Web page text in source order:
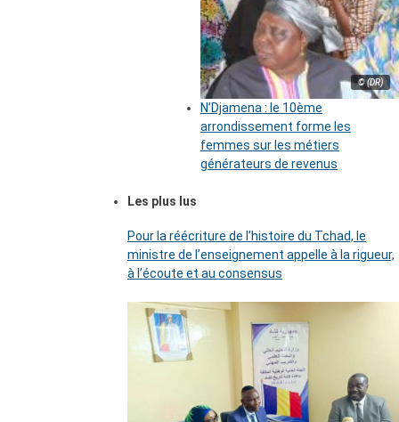
© (DR)
N’Djamena : le 10ème
arrondissement forme les
femmes sur les métiers
générateurs de revenus
Les plus lus
Pour la réécriture de l’histoire du Tchad, le
ministre de l’enseignement appelle à la rigueur,
à l’écoute et au consensus